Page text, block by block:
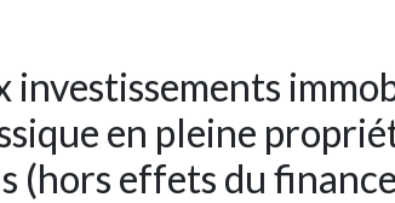
en pleine
(hors effets du